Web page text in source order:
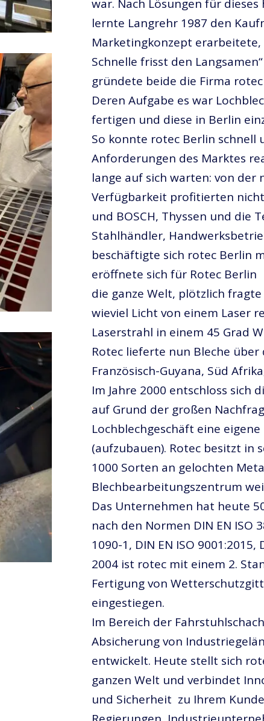
war. Nach Lösungen für
lernte Langrehr 1987 den
Marketingkonzept erarbeitete,
Schnelle frisst den
gründete beide die Firma
Deren Aufgabe es war
fertigen und diese in Berlin
So konnte rotec Berlin schnell
Anforderungen des Marktes
lange auf sich warten: von der
Verfügbarkeit profitierten
und BOSCH, Thyssen und die
Stahlhändler,
beschäftigte sich rotec Berlin
eröffnete sich für Rotec Berlin
die ganze Welt, plötzlich
wieviel Licht von einem Laser
Laserstrahl in einem 45 Grad
Rotec lieferte nun Bleche über
Französisch-Guyana, Süd
Im Jahre 2000 entschloss sich
auf Grund der großen
Lochblechgeschäft eine
(aufzubauen). Rotec besitzt in
1000 Sorten an gelochten
Blechbearbeitungszentrum
Das Unternehmen hat heute
nach den Normen DIN EN ISO
1090-1, DIN EN ISO 9001:2015,
2004 ist rotec mit einem 2.
Fertigung von
eingestiegen.
Im Bereich der
Absicherung von
entwickelt. Heute stellt sich
ganzen Welt und verbindet
und Sicherheit zu Ihrem